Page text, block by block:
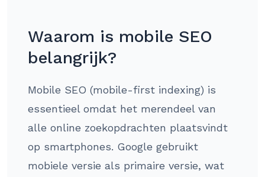
Waarom is mobile SEO
belangrijk?
Mobile SEO (mobile-first indexing) is
essentieel omdat het merendeel van
alle online zoekopdrachten plaatsvindt
op smartphones. Google gebruikt
mobiele versie als primaire versie, wat